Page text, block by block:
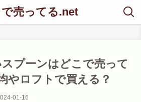
売ってる.net
プーンはどこで売って
やロフトで買える？
01-16